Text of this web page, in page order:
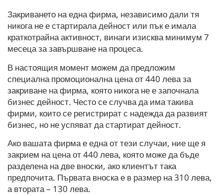
Закриването на една фирма, независимо дали тя
никога не е стартирала дейност или пък е имала
краткотрайна активност, винаги изисква минимум 7
месеца за завършване на процеса.
В настоящия момент можем да предложим
специална промоционална цена от 440 лева за
закриване на фирма, която никога не е започнала
бизнес дейност. Често се случва да има такива
фирми, които се регистрират с надежда да развият
бизнес, но не успяват да стартират дейност.
Ако вашата фирма е една от тези случаи, ние ще я
закрием на цена от 440 лева, която може да бъде
разделена на две вноски, ако клиентът така
предпочита. Първата вноска е в размер на 310 лева,
а втората – 130 лева.